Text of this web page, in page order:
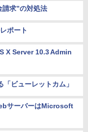
求”の対処法
ポート
X Server 10.3 Admin
ビューレットカム」
サーバーはMicrosoft